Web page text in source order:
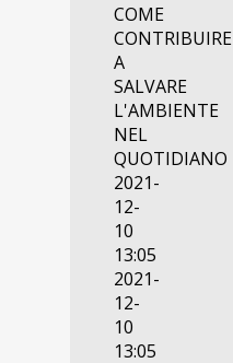
COME
CONTRIBUIRE
A
SALVARE
L'AMBIENTE
NEL
QUOTIDIANO
2021-
12-
10
13:05
2021-
12-
10
13:05